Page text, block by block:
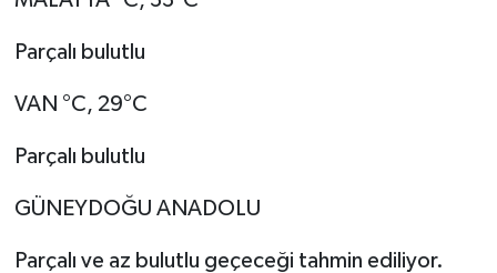
Parçalı bulutlu
VAN °C, 29°C
Parçalı bulutlu
GÜNEYDOĞU ANADOLU
Parçalı ve az bulutlu geçeceği tahmin ediliyor.